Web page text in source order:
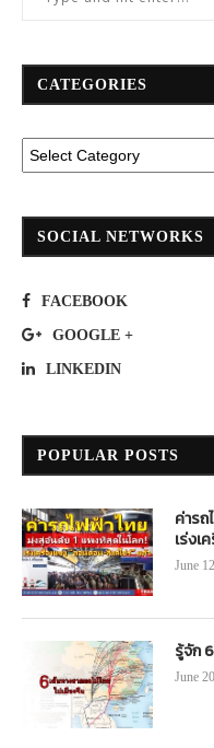
CATEGORIES
SOCIAL NETWORKS
FACEBOOK
GOOGLE +
LINKEDIN
POPULAR POSTS
ค่ารถ
เร่ง
June
รู้จัก
June